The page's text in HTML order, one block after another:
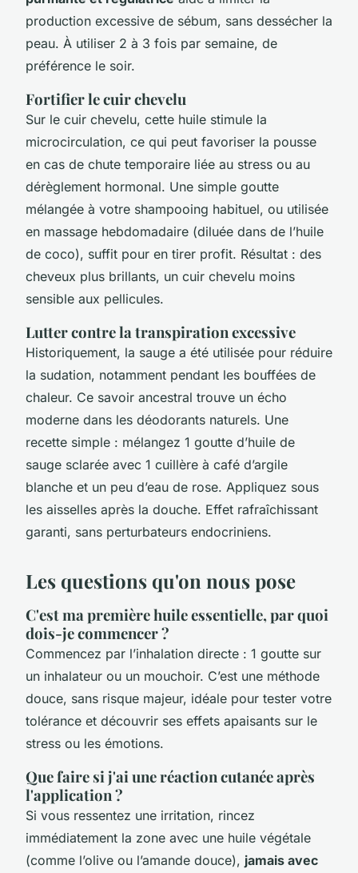
production excessive de sébum, sans dessécher la
peau. À utiliser 2 à 3 fois par semaine, de
préférence le soir.
Fortifier le cuir chevelu
Sur le cuir chevelu, cette huile stimule la
microcirculation, ce qui peut favoriser la pousse
en cas de chute temporaire liée au stress ou au
dérèglement hormonal. Une simple goutte
mélangée à votre shampooing habituel, ou utilisée
en massage hebdomadaire (diluée dans de l’huile
de coco), suffit pour en tirer profit. Résultat : des
cheveux plus brillants, un cuir chevelu moins
sensible aux pellicules.
Lutter contre la transpiration excessive
Historiquement, la sauge a été utilisée pour réduire
la sudation, notamment pendant les bouffées de
chaleur. Ce savoir ancestral trouve un écho
moderne dans les déodorants naturels. Une
recette simple : mélangez 1 goutte d’huile de
sauge sclarée avec 1 cuillère à café d’argile
blanche et un peu d’eau de rose. Appliquez sous
les aisselles après la douche. Effet rafraîchissant
garanti, sans perturbateurs endocriniens.
Les questions qu'on nous pose
C'est ma première huile essentielle, par quoi
dois-je commencer ?
Commencez par l’inhalation directe : 1 goutte sur
un inhalateur ou un mouchoir. C’est une méthode
douce, sans risque majeur, idéale pour tester votre
tolérance et découvrir ses effets apaisants sur le
stress ou les émotions.
Que faire si j'ai une réaction cutanée après
l'application ?
Si vous ressentez une irritation, rincez
immédiatement la zone avec une huile végétale
(comme l’olive ou l’amande douce), jamais avec